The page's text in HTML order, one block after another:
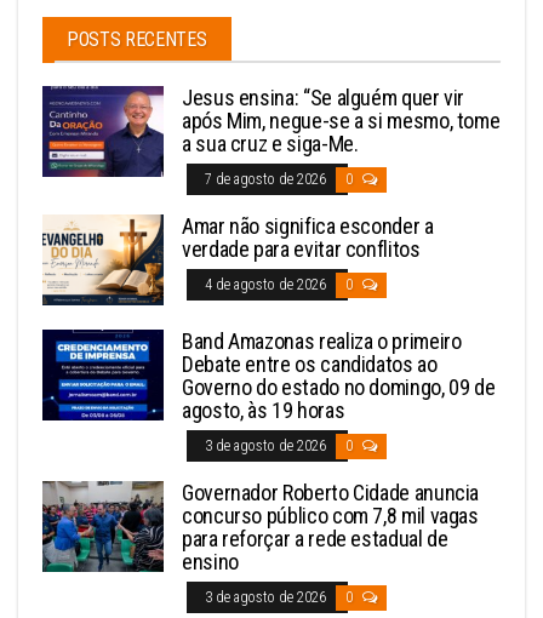
POSTS RECENTES
Jesus ensina: “Se alguém quer vir
após Mim, negue-se a si mesmo, tome
a sua cruz e siga-Me.
7 de agosto de 2026 0
Amar não significa esconder a
verdade para evitar conflitos
4 de agosto de 2026 0
Band Amazonas realiza o primeiro
Debate entre os candidatos ao
Governo do estado no domingo, 09 de
agosto, às 19 horas
3 de agosto de 2026 0
Governador Roberto Cidade anuncia
concurso público com 7,8 mil vagas
para reforçar a rede estadual de
ensino
3 de agosto de 2026 0